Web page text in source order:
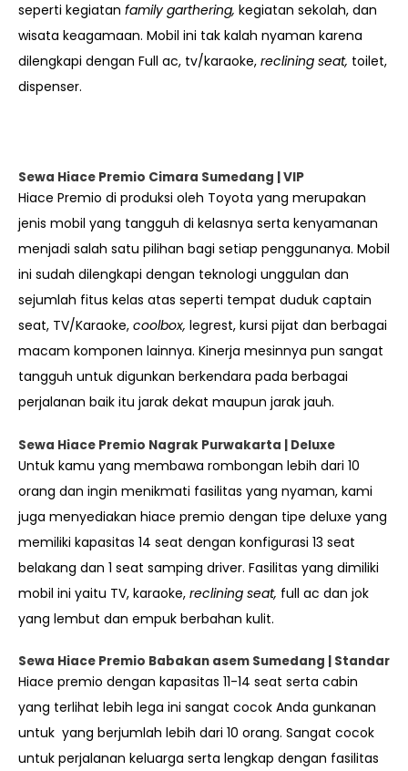
seperti kegiatan family garthering, kegiatan sekolah, dan
wisata keagamaan. Mobil ini tak kalah nyaman karena
dilengkapi dengan Full ac, tv/karaoke, reclining seat, toilet,
dispenser.
Sewa Hiace Premio Cimara Sumedang | VIP
Hiace Premio di produksi oleh Toyota yang merupakan
jenis mobil yang tangguh di kelasnya serta kenyamanan
menjadi salah satu pilihan bagi setiap penggunanya. Mobil
ini sudah dilengkapi dengan teknologi unggulan dan
sejumlah fitus kelas atas seperti tempat duduk captain
seat, TV/Karaoke, coolbox, legrest, kursi pijat dan berbagai
macam komponen lainnya. Kinerja mesinnya pun sangat
tangguh untuk digunkan berkendara pada berbagai
perjalanan baik itu jarak dekat maupun jarak jauh.
Sewa Hiace Premio Nagrak Purwakarta | Deluxe
Untuk kamu yang membawa rombongan lebih dari 10
orang dan ingin menikmati fasilitas yang nyaman, kami
juga menyediakan hiace premio dengan tipe deluxe yang
memiliki kapasitas 14 seat dengan konfigurasi 13 seat
belakang dan 1 seat samping driver. Fasilitas yang dimiliki
mobil ini yaitu TV, karaoke, reclining seat, full ac dan jok
yang lembut dan empuk berbahan kulit.
Sewa Hiace Premio Babakan asem Sumedang | Standar
Hiace premio dengan kapasitas 11-14 seat serta cabin
yang terlihat lebih lega ini sangat cocok Anda gunkanan
untuk yang berjumlah lebih dari 10 orang. Sangat cocok
untuk perjalanan keluarga serta lengkap dengan fasilitas